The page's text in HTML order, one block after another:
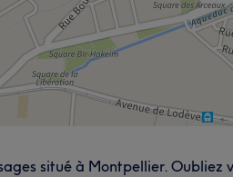
situé à Montpellier. Oubliez